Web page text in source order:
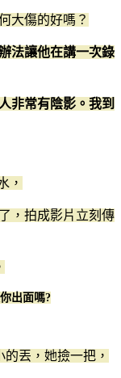
大傷的好嗎？
法讓他在講一次錄
非常有陰影。我到
，
，拍成影片立刻傳
出面嗎?
丟，她撿一把，